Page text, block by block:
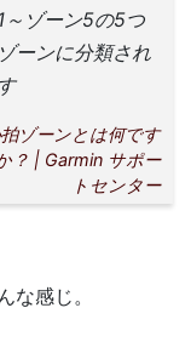
～ゾーン5の5つ
ーンに分類され
ゾーンとは何です
？ | Garmin サポー
トセンター
な感じ。